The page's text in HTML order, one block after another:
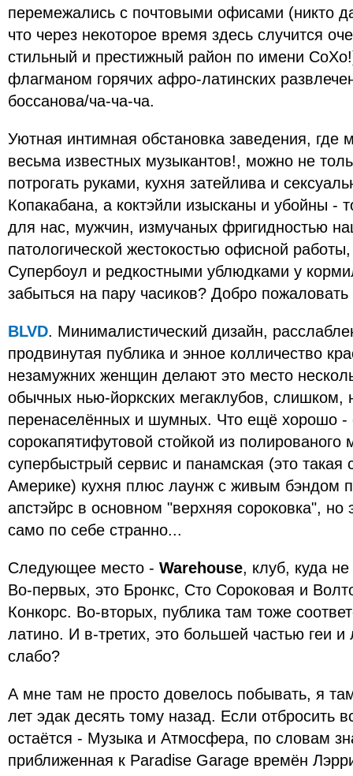
перемежались с почтовыми офисами (никто
что через некоторое время здесь случится
стильный и престижный район по имени
флагманом горячих афро-латинских
боссанова/ча-ча-ча.
Уютная интимная обстановка заведения, где
весьма известных музыкантов!, можно не
потрогать руками, кухня затейлива и
Копакабана, а коктэйли изысканы и убойны -
для нас, мужчин, измучаных фригидностью
патологической жестокостью офисной
Супербоул и редкостными ублюдками у
забыться на пару часиков? Добро
BLVD. Минималистический дизайн,
продвинутая публика и энное колличество
незамужних женщин делают это место
обычных нью-йоркских мегаклубов, слишком,
перенаселённых и шумных. Что ещё хорошо -
сорокапятифутовой стойкой из полированого
супербыстрый сервис и панамская (это такая
Америке) кухня плюс лаунж с живым бэндом
апстэйрс в основном "верхняя сороковка", но
само по себе странно...
Следующее место - Warehouse, клуб, куда
Во-первых, это Бронкс, Сто Сороковая и
Конкорс. Во-вторых, публика там тоже
латино. И в-третих, это большей частью геи и
слабо?
А мне там не просто довелось побывать, я
лет эдак десять тому назад. Если отбросить
остаётся - Музыка и Атмосфера, по словам
приближенная к Paradise Garage времён